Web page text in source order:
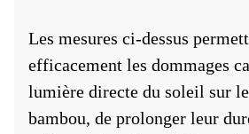
Les mesures ci-dessus
efficacement les dommages
lumière directe du soleil sur
bambou, de prolonger leur